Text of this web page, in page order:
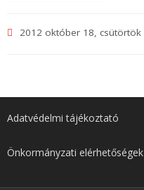
2012 október 18, csütörtök
Adatvédelmi tájékoztató
Önkormányzati elérhetőségek